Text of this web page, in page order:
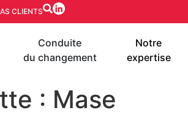
CLIENTS
Conduite
du changement
Notre
expertise
: Mase